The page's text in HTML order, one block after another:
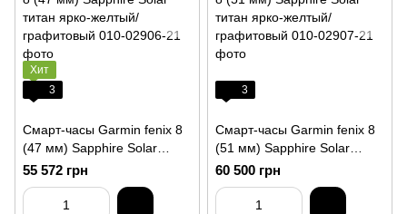
Хит
3
Смарт-часы Garmin fenix 8
(47 мм) Sapphire Solar
титан ярко-желтый/
графитовый
55 572 грн
3
Смарт-часы Garmin fenix 8
(51 мм) Sapphire Solar
титан ярко-желтый/
графитовый
60 500 грн